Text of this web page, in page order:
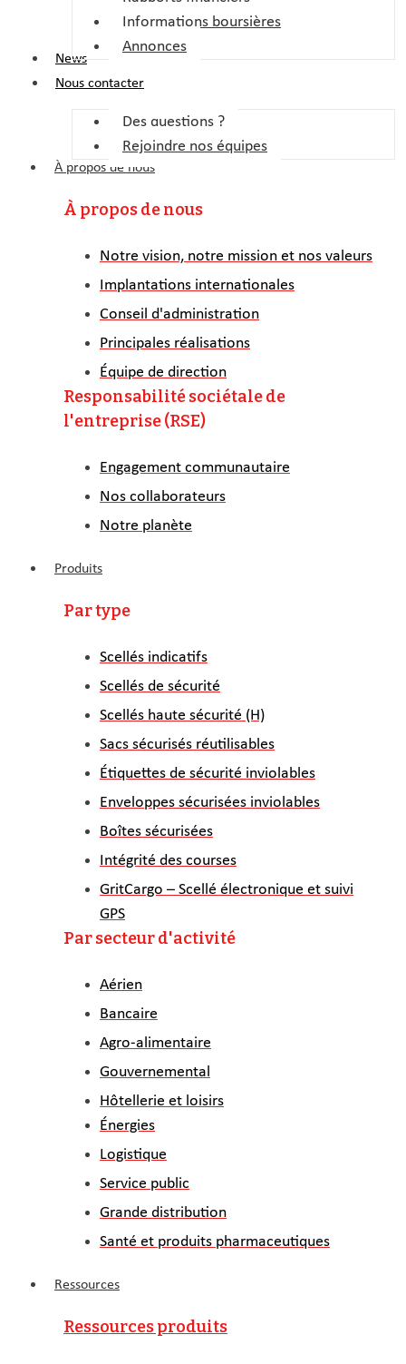
Informations boursières
Annonces
News
Nous contacter
Des questions ?
Rejoindre nos équipes
À propos de nous
À propos de nous
Notre vision, notre mission et nos valeurs
Implantations internationales
Conseil d'administration
Principales réalisations
Équipe de direction
Responsabilité sociétale de
l'entreprise (RSE)
Engagement communautaire
Nos collaborateurs
Notre planète
Produits
Par type
Scellés indicatifs
Scellés de sécurité
Scellés haute sécurité (H)
Sacs sécurisés réutilisables
Étiquettes de sécurité inviolables
Enveloppes sécurisées inviolables
Boîtes sécurisées
Intégrité des courses
GritCargo – Scellé électronique et suivi
GPS
Par secteur d'activité
Aérien
Bancaire
Agro-alimentaire
Gouvernemental
Hôtellerie et loisirs
Énergies
Logistique
Service public
Grande distribution
Santé et produits pharmaceutiques
Ressources
Ressources produits